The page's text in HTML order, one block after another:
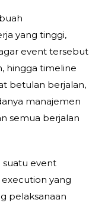
yang tinggi,
event tersebut
hingga timeline
betulan berjalan,
manajemen
semua berjalan
suatu event
yang
pelaksanaan